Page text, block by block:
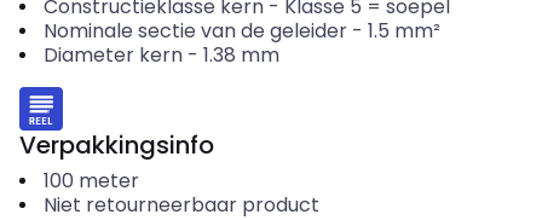
Constructieklasse kern- Klasse 5 = soepel
Nominale sectie van de geleider- 1.5 mm²
Diameter kern- 1.38 mm
Verpakkingsinfo
100 meter
Niet retourneerbaar product